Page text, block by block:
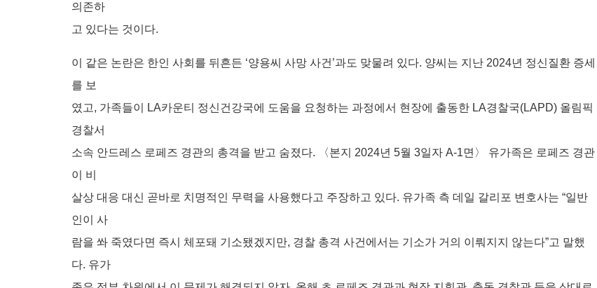
의존하
고 있다는 것이다.
이 같은 논란은 한인 사회를 뒤흔든 ‘양용씨 사망 사건’과도 맞물려 있다. 양씨는 지난 2024년 정신질환 증세
를 보
였고, 가족들이 LA카운티 정신건강국에 도움을 요청하는 과정에서 현장에 출동한 LA경찰국(LAPD) 올림픽
경찰서
소속 안드레스 로페즈 경관의 총격을 받고 숨졌다. 〈본지 2024년 5월 3일자 A-1면〉 유가족은 로페즈 경관
이 비
살상 대응 대신 곧바로 치명적인 무력을 사용했다고 주장하고 있다. 유가족 측 데일 갈리포 변호사는 “일반
인이 사
람을 쏴 죽였다면 즉시 체포돼 기소됐겠지만, 경찰 총격 사건에서는 기소가 거의 이뤄지지 않는다”고 말했
다. 유가